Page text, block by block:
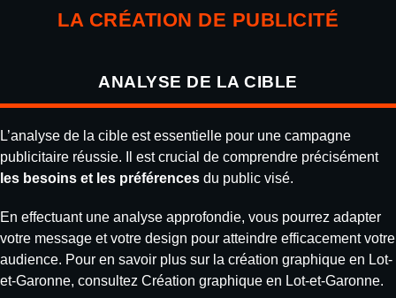
LA CRÉATION DE PUBLICITÉ
ANALYSE DE LA CIBLE
L’analyse de la cible est essentielle pour une campagne
publicitaire réussie. Il est crucial de comprendre précisément
les besoins et les préférences du public visé.
En effectuant une analyse approfondie, vous pourrez adapter
votre message et votre design pour atteindre efficacement votre
audience. Pour en savoir plus sur la création graphique en Lot-
et-Garonne, consultez Création graphique en Lot-et-Garonne.